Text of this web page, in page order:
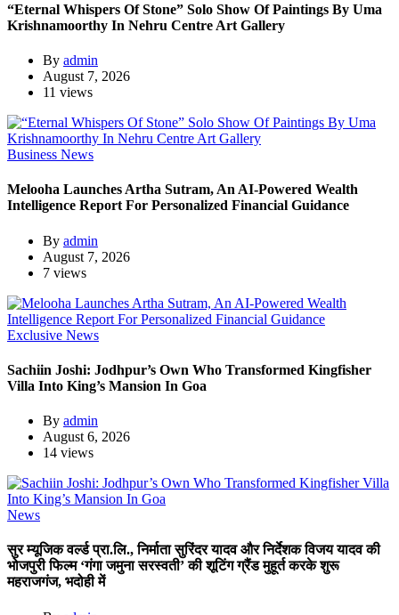
“Eternal Whispers Of Stone” Solo Show Of Paintings By Uma
Krishnamoorthy In Nehru Centre Art Gallery
By admin
August 7, 2026
11 views
Business News
Melooha Launches Artha Sutram, An AI-Powered Wealth
Intelligence Report For Personalized Financial Guidance
By admin
August 7, 2026
7 views
Exclusive News
Sachiin Joshi: Jodhpur’s Own Who Transformed Kingfisher
Villa Into King’s Mansion In Goa
By admin
August 6, 2026
14 views
News
सुर म्यूजिक वर्ल्ड प्रा.लि., निर्माता सुरिंदर यादव और निर्देशक विजय यादव की
भोजपुरी फिल्म ‘गंगा जमुना सरस्वती’ की शूटिंग ग्रैंड मुहूर्त करके शुरू
महराजगंज, भदोही में